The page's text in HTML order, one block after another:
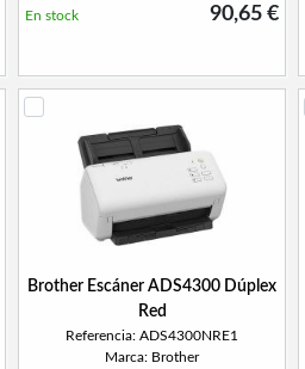
90,65 €
En stock
Brother Escáner ADS4300 Dúplex
Red
Referencia: ADS4300NRE1
Marca: Brother